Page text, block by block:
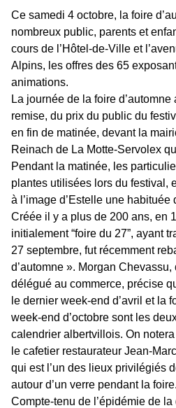
Ce samedi 4 octobre, la foire
nombreux public, parents et
cours de l’Hôtel-de-Ville et
Alpins, les offres des 65
animations.
La journée de la foire
remise, du prix du public du
en fin de matinée, devant la
Reinach de La Motte-Servolex
Pendant la matinée, les
plantes utilisées lors du festival,
à l’image d’Estelle une habituée
Créée il y a plus de 200 ans, en
initialement “foire du 27”, ayant
27 septembre, fut récemment
d’automne ». Morgan
délégué au commerce, précise
le dernier week-end d’avril et la
week-end d’octobre sont les
calendrier albertvillois. On
le cafetier restaurateur Jean-
qui est l’un des lieux privilégiés
autour d’un verre pendant la foire.
Compte-tenu de l’épidémie de